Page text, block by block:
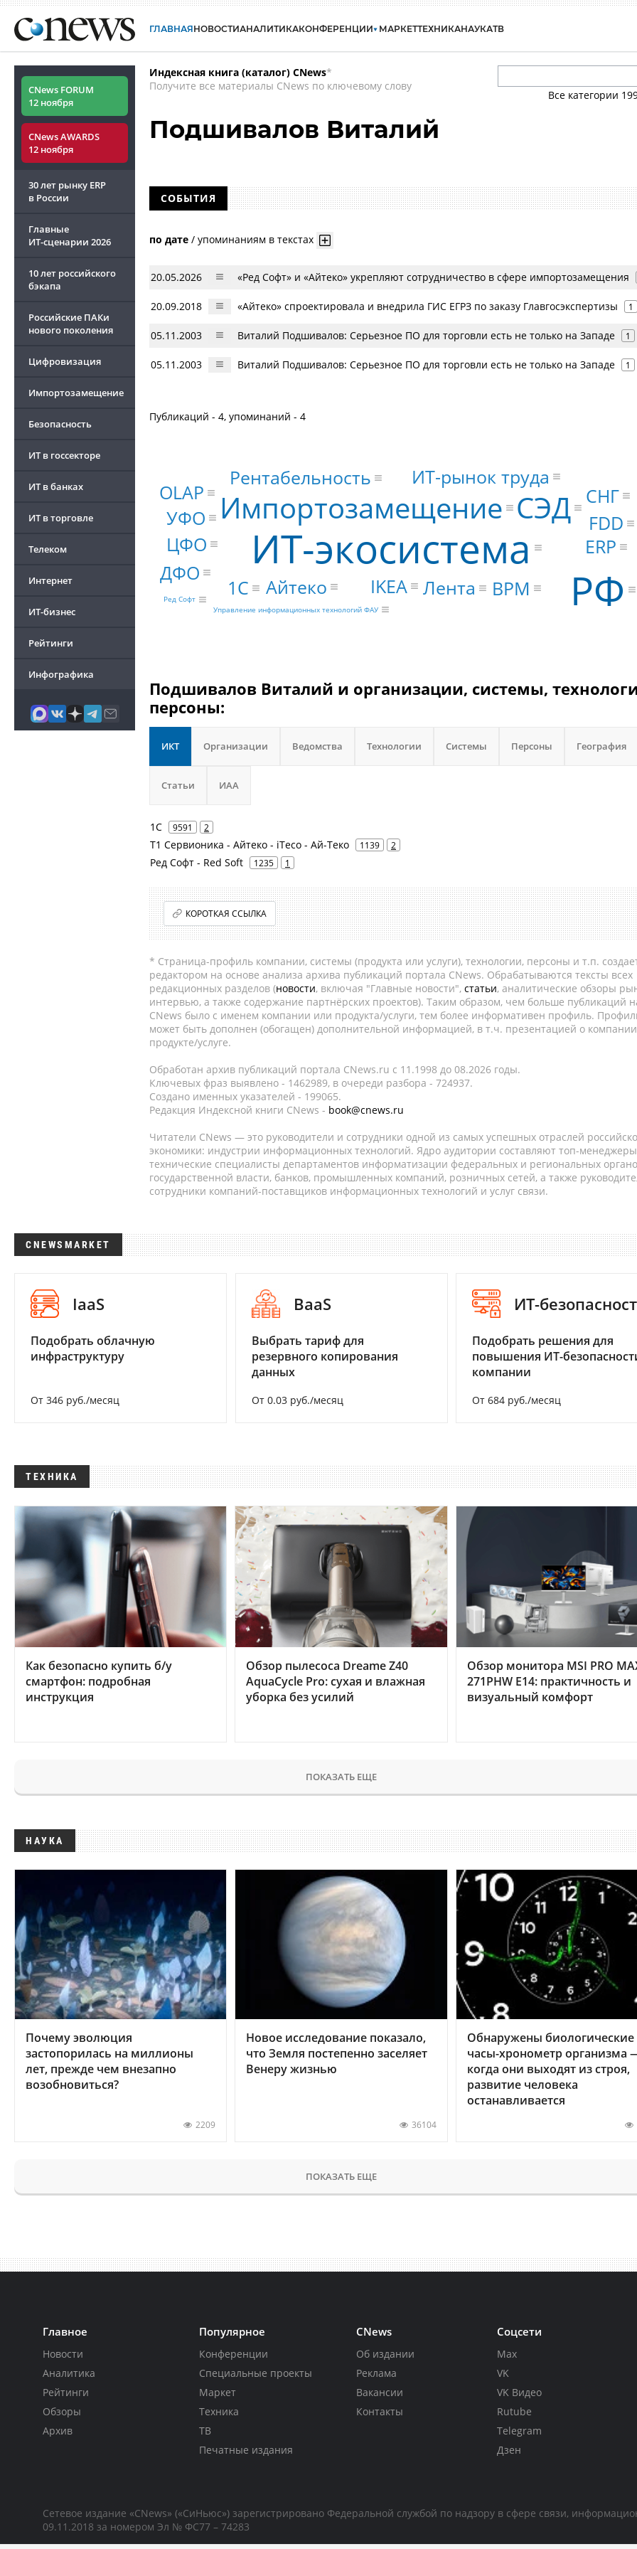
ГЛАВНАЯНОВОСТИАНАЛИТИКАКОНФЕРЕНЦИИ МАРКЕТТЕХНИКАНАУКАТВ
CNews FORUM
12 ноября
CNews AWARDS
12 ноября
30 лет рынку ERP
в России
Главные
ИТ-сценарии 2026
10 лет российского
бэкапа
Российские ПАКи
нового поколения
Цифровизация
Импортозамещение
Безопасность
ИТ в госсекторе
ИТ в банках
ИТ в торговле
Телеком
Интернет
ИТ-бизнес
Рейтинги
Инфографика
Индексная книга (каталог) CNews*
Получите все материалы CNews по ключевому слову
Все категории
Подшивалов Виталий
СОБЫТИЯ
по дате / упоминаниям в текстах
20.05.2026 «Ред Софт» и «Айтеко» укрепляют сотрудничество в сфере импортозамещения
20.09.2018 «Айтеко» спроектировала и внедрила ГИС ЕГРЗ по заказу Главгосэкспертизы 1
05.11.2003 Виталий Подшивалов: Серьезное ПО для торговли есть не только на Западе 1
05.11.2003 Виталий Подшивалов: Серьезное ПО для торговли есть не только на Западе 1
Публикаций - 4, упоминаний - 4
ИТ-экосистема
РФ
СЭД
Импортозамещение
1С Айтеко IKEA Лента BPM
ERP
FDD
OLAP
СНГ
УФО
ЦФО
ДФО
ИТ-рынок труда
Рентабельность
Ред Софт
Управление информационных технологий ФАУ
Подшивалов Виталий и организации, системы,
персоны:
ИКТ Организации Ведомства Технологии Системы Персоны География
Статьи ИАА
1С 9591 2
Т1 Сервионика - Айтеко - iTeco - Ай-Теко 1139 2
Ред Софт - Red Soft 1235 1
КОРОТКАЯ ССЫЛКА
* Страница-профиль компании, системы (продукта или услуги), технологии, персоны и т.п.
редактором на основе анализа архива публикаций портала CNews. Обрабатываются тексты всех
редакционных разделов (новости, включая "Главные новости", статьи, аналитические обзоры
интервью, а также содержание партнёрских проектов). Таким образом, чем больше публикаций
CNews было с именем компании или продукта/услуги, тем более информативен профиль.
может быть дополнен (обогащен) дополнительной информацией, в т.ч. презентацией о
продукте/услуге.
Обработан архив публикаций портала CNews.ru c 11.1998 до 08.2026 годы.
Ключевых фраз выявлено - 1462989, в очереди разбора - 724937.
Создано именных указателей - 199065.
Редакция Индексной книги CNews - book@cnews.ru
Читатели CNews — это руководители и сотрудники одной из самых успешных отраслей
экономики: индустрии информационных технологий. Ядро аудитории составляют топ-
технические специалисты департаментов информатизации федеральных и региональных
государственной власти, банков, промышленных компаний, розничных сетей, а также
сотрудники компаний-поставщиков информационных технологий и услуг связи.
CNEWSMARKET
IaaS
Подобрать облачную
инфраструктуру
От 346 руб./месяц
BaaS
Выбрать тариф для
резервного копирования
данных
От 0.03 руб./месяц
ИТ-
Подобрать решения для
повышения ИТ-
компании
От 684 руб./месяц
ТЕХНИКА
Как безопасно купить б/у
смартфон: подробная
инструкция
Обзор пылесоса Dreame Z40
AquaCycle Pro: сухая и влажная
уборка без усилий
Обзор монитора MSI PRO
271PHW E14: практичность и
визуальный комфорт
ПОКАЗАТЬ ЕЩЕ
НАУКА
Почему эволюция
застопорилась на миллионы
лет, прежде чем внезапно
возобновиться?
2209
Новое исследование показало,
что Земля постепенно заселяет
Венеру жизнью
36104
Обнаружены биологические
часы-хронометр организма
когда они выходят из строя,
развитие человека
останавливается
ПОКАЗАТЬ ЕЩЕ
Главное
Новости
Аналитика
Рейтинги
Обзоры
Архив
Популярное
Конференции
Специальные проекты
Маркет
Техника
ТВ
Печатные издания
CNews
Об издании
Реклама
Вакансии
Контакты
Соцсети
Max
VK
VK Видео
Rutube
Telegram
Дзен
Сетевое издание «CNews» («СиНьюс») зарегистрировано Федеральной службой по надзору в сфере связи,
09.11.2018 за номером Эл № ФС77 – 74283